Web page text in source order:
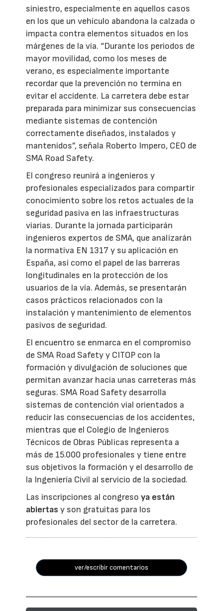
siniestro, especialmente en aquellos casos
en los que un vehículo abandona la calzada o
impacta contra elementos situados en los
márgenes de la vía. “Durante los periodos de
mayor movilidad, como los meses de
verano, es especialmente importante
recordar que la prevención no termina en
evitar el accidente. La carretera debe estar
preparada para minimizar sus consecuencias
mediante sistemas de contención
correctamente diseñados, instalados y
mantenidos”, señala Roberto Impero, CEO de
SMA Road Safety.
El congreso reunirá a ingenieros y
profesionales especializados para compartir
conocimiento sobre los retos actuales de la
seguridad pasiva en las infraestructuras
viarias. Durante la jornada participarán
ingenieros expertos de SMA, que analizarán
la normativa EN 1317 y su aplicación en
España, así como el papel de las barreras
longitudinales en la protección de los
usuarios de la vía. Además, se presentarán
casos prácticos relacionados con la
instalación y mantenimiento de elementos
pasivos de seguridad.
El encuentro se enmarca en el compromiso
de SMA Road Safety y CITOP con la
formación y divulgación de soluciones que
permitan avanzar hacia unas carreteras más
seguras. SMA Road Safety desarrolla
sistemas de contención vial orientados a
reducir las consecuencias de los accidentes,
mientras que el Colegio de Ingenieros
Técnicos de Obras Públicas representa a
más de 15.000 profesionales y tiene entre
sus objetivos la formación y el desarrollo de
la Ingeniería Civil al servicio de la sociedad.
Las inscripciones al congresoya están
abiertas y son gratuitas para los
profesionales del sector de la carretera.
ver/escribir comentarios